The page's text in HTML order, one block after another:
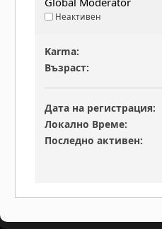
Неактивен
Karma:
Възраст:
Дата на регистрация:
Локално Време:
Последно активен: